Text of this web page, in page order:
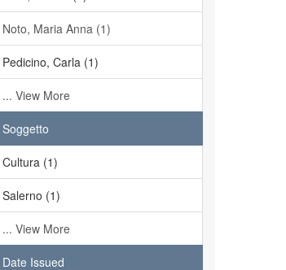
Noto, Maria Anna (1)
Pedicino, Carla (1)
... View More
Soggetto
Cultura (1)
Salerno (1)
... View More
Date Issued